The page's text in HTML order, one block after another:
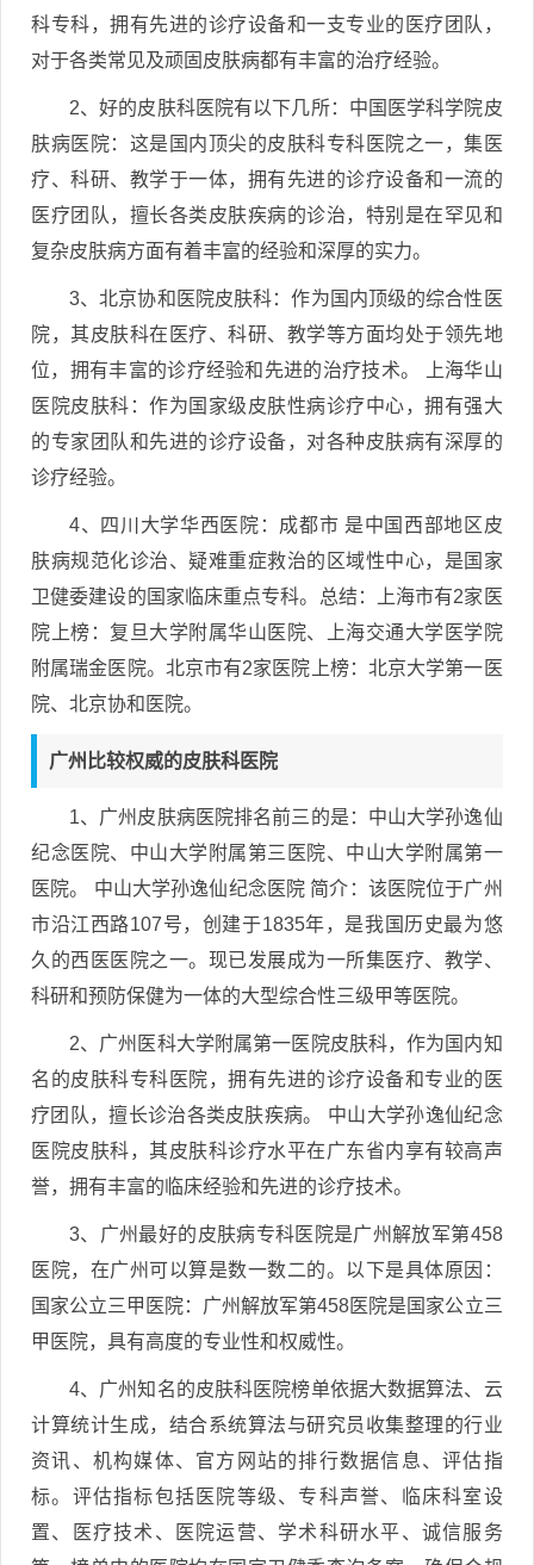
科专科，拥有先进的诊疗设备和一支专业的医疗团队，
对于各类常见及顽固皮肤病都有丰富的治疗经验。
2、好的皮肤科医院有以下几所：中国医学科学院皮
肤病医院：这是国内顶尖的皮肤科专科医院之一，集医
疗、科研、教学于一体，拥有先进的诊疗设备和一流的
医疗团队，擅长各类皮肤疾病的诊治，特别是在罕见和
复杂皮肤病方面有着丰富的经验和深厚的实力。
3、北京协和医院皮肤科：作为国内顶级的综合性医
院，其皮肤科在医疗、科研、教学等方面均处于领先地
位，拥有丰富的诊疗经验和先进的治疗技术。 上海华山
医院皮肤科：作为国家级皮肤性病诊疗中心，拥有强大
的专家团队和先进的诊疗设备，对各种皮肤病有深厚的
诊疗经验。
4、四川大学华西医院：成都市 是中国西部地区皮
肤病规范化诊治、疑难重症救治的区域性中心，是国家
卫健委建设的国家临床重点专科。总结：上海市有2家医
院上榜：复旦大学附属华山医院、上海交通大学医学院
附属瑞金医院。北京市有2家医院上榜：北京大学第一医
院、北京协和医院。
广州比较权威的皮肤科医院
1、广州皮肤病医院排名前三的是：中山大学孙逸仙
纪念医院、中山大学附属第三医院、中山大学附属第一
医院。 中山大学孙逸仙纪念医院 简介：该医院位于广州
市沿江西路107号，创建于1835年，是我国历史最为悠
久的西医医院之一。现已发展成为一所集医疗、教学、
科研和预防保健为一体的大型综合性三级甲等医院。
2、广州医科大学附属第一医院皮肤科，作为国内知
名的皮肤科专科医院，拥有先进的诊疗设备和专业的医
疗团队，擅长诊治各类皮肤疾病。 中山大学孙逸仙纪念
医院皮肤科，其皮肤科诊疗水平在广东省内享有较高声
誉，拥有丰富的临床经验和先进的诊疗技术。
3、广州最好的皮肤病专科医院是广州解放军第458
医院，在广州可以算是数一数二的。以下是具体原因：
国家公立三甲医院：广州解放军第458医院是国家公立三
甲医院，具有高度的专业性和权威性。
4、广州知名的皮肤科医院榜单依据大数据算法、云
计算统计生成，结合系统算法与研究员收集整理的行业
资讯、机构媒体、官方网站的排行数据信息、评估指
标。评估指标包括医院等级、专科声誉、临床科室设
置、医疗技术、医院运营、学术科研水平、诚信服务